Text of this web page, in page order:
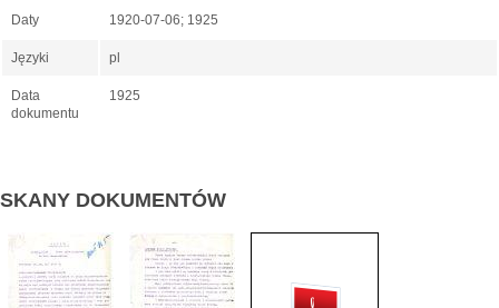
Daty 1920-07-06; 1925
Języki pl
Data
dokumentu
1925
SKANY DOKUMENTÓW